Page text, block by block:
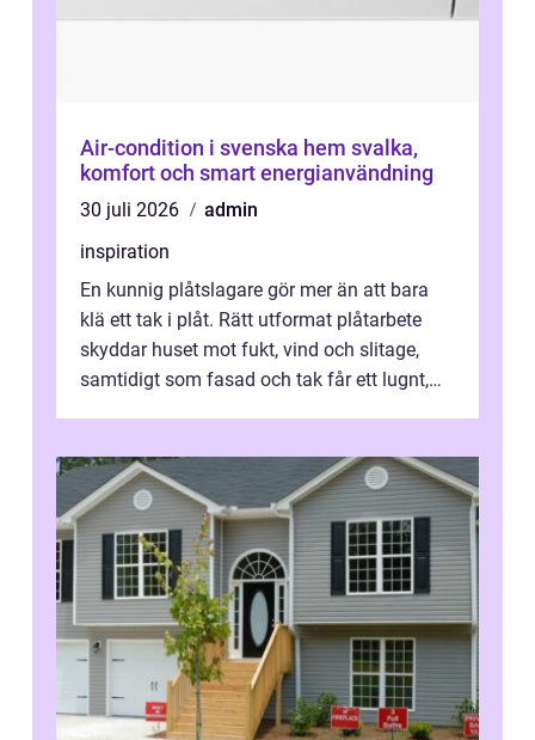
Air-condition i svenska hem svalka,
komfort och smart energianvändning
30 juli 2026
admin
inspiration
En kunnig plåtslagare gör mer än att bara
klä ett tak i plåt. Rätt utformat plåtarbete
skyddar huset mot fukt, vind och slitage,
samtidigt som fasad och tak får ett lugnt,